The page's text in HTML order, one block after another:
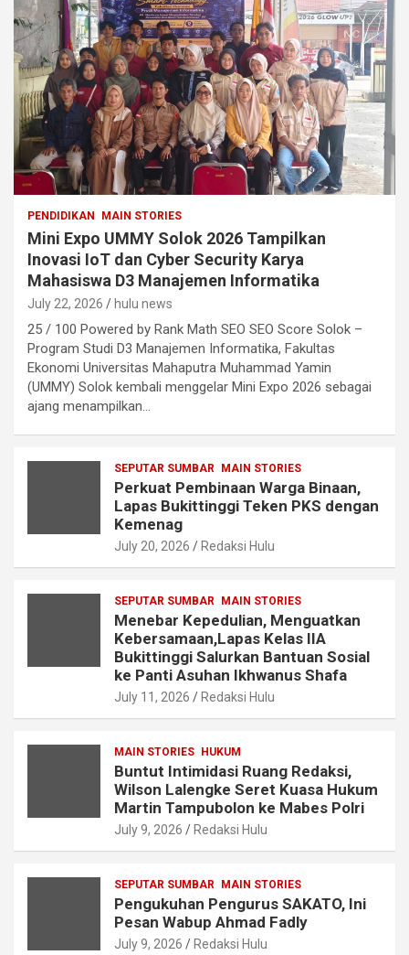
PENDIDIKAN MAIN STORIES
Mini Expo UMMY Solok 2026 Tampilkan
Inovasi IoT dan Cyber Security Karya
Mahasiswa D3 Manajemen Informatika
July 22, 2026 hulu news
25 / 100 Powered by Rank Math SEO SEO Score Solok –
Program Studi D3 Manajemen Informatika, Fakultas
Ekonomi Universitas Mahaputra Muhammad Yamin
(UMMY) Solok kembali menggelar Mini Expo 2026 sebagai
ajang menampilkan…
SEPUTAR SUMBAR MAIN STORIES
Perkuat Pembinaan Warga Binaan,
Lapas Bukittinggi Teken PKS dengan
Kemenag
July 20, 2026 Redaksi Hulu
SEPUTAR SUMBAR MAIN STORIES
Menebar Kepedulian, Menguatkan
Kebersamaan,Lapas Kelas IIA
Bukittinggi Salurkan Bantuan Sosial
ke Panti Asuhan Ikhwanus Shafa
July 11, 2026 Redaksi Hulu
MAIN STORIES HUKUM
Buntut Intimidasi Ruang Redaksi,
Wilson Lalengke Seret Kuasa Hukum
Martin Tampubolon ke Mabes Polri
July 9, 2026 Redaksi Hulu
SEPUTAR SUMBAR MAIN STORIES
Pengukuhan Pengurus SAKATO, Ini
Pesan Wabup Ahmad Fadly
July 9, 2026 Redaksi Hulu